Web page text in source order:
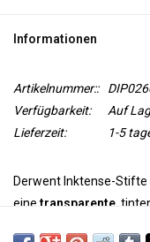
Informationen
Artikelnummer::
Verfügbarkeit:
Auf
Lieferzeit:
1-5
Derwent Inktense-Stifte
einetransparente ,